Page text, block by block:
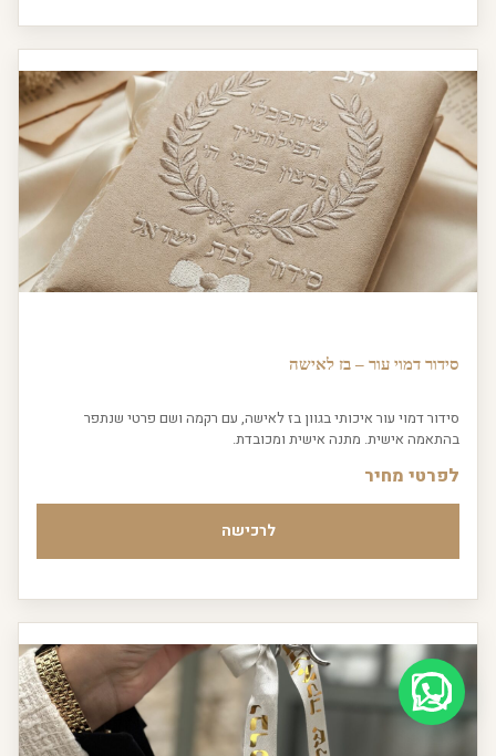
סידור דמוי עור – בז לאישה
סידור דמוי עור איכותי בגוון בז לאישה, עם רקמה ושם פרטי שנתפר
בהתאמה אישית. מתנה אישית ומכובדת.
לפרטי מחיר
לרכישה